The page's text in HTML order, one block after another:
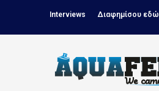
Interviews Διαφημίσου εδώ